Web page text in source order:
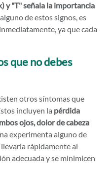
y "T" señala la importancia
de estos signos, es
ya que cada
que no debes
otros síntomas que
incluyen la pérdida
ojos, dolor de cabeza
experimenta alguno de
rápidamente al
adecuada y se minimicen